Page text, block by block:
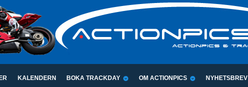
KALENDERN BOKA TRACKDAY OM ACTIONPICS NYHETSBREV